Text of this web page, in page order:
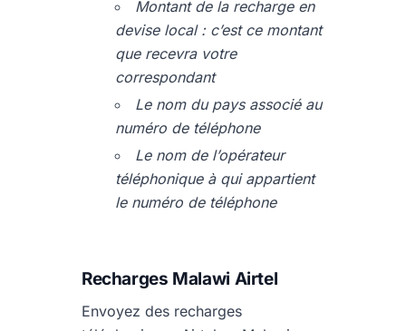
Montant de la recharge en
devise local : c’est ce montant
que recevra votre
correspondant
Le nom du pays associé au
numéro de téléphone
Le nom de l’opérateur
téléphonique à qui appartient
le numéro de téléphone
Recharges Malawi Airtel
Envoyez des recharges